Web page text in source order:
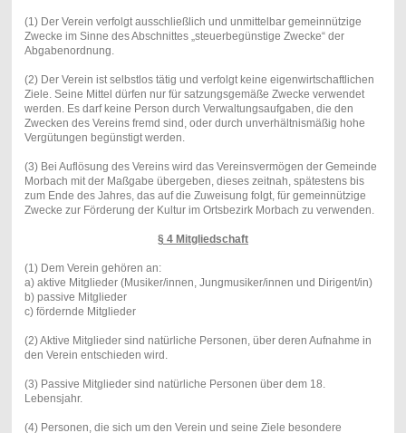
(1) Der Verein verfolgt ausschließlich und unmittelbar gemeinnützige
Zwecke im Sinne des Abschnittes „steuerbegünstige Zwecke“ der
Abgabenordnung.
(2) Der Verein ist selbstlos tätig und verfolgt keine eigenwirtschaftlichen
Ziele. Seine Mittel dürfen nur für satzungsgemäße Zwecke verwendet
werden. Es darf keine Person durch Verwaltungsaufgaben, die den
Zwecken des Vereins fremd sind, oder durch unverhältnismäßig hohe
Vergütungen begünstigt werden.
(3) Bei Auflösung des Vereins wird das Vereinsvermögen der Gemeinde
Morbach mit der Maßgabe übergeben, dieses zeitnah, spätestens bis
zum Ende des Jahres, das auf die Zuweisung folgt, für gemeinnützige
Zwecke zur Förderung der Kultur im Ortsbezirk Morbach zu verwenden.
§ 4 Mitgliedschaft
(1) Dem Verein gehören an:
a) aktive Mitglieder (Musiker/innen, Jungmusiker/innen und Dirigent/in)
b) passive Mitglieder
c) fördernde Mitglieder
(2) Aktive Mitglieder sind natürliche Personen, über deren Aufnahme in
den Verein entschieden wird.
(3) Passive Mitglieder sind natürliche Personen über dem 18.
Lebensjahr.
(4) Personen, die sich um den Verein und seine Ziele besondere